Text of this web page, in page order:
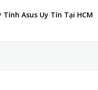
Asus Uy Tín Tại HCM